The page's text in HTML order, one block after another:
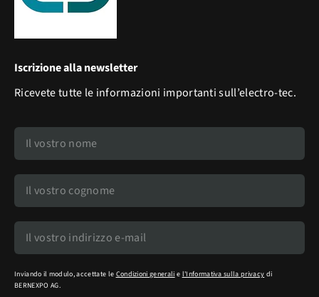
Iscrizione alla newsletter
Ricevete tutte le informazioni importanti sull’electro-tec.
Inviando il modulo, accettate le Condizioni generali e l'Informativa sulla privacy di
BERNEXPO AG.